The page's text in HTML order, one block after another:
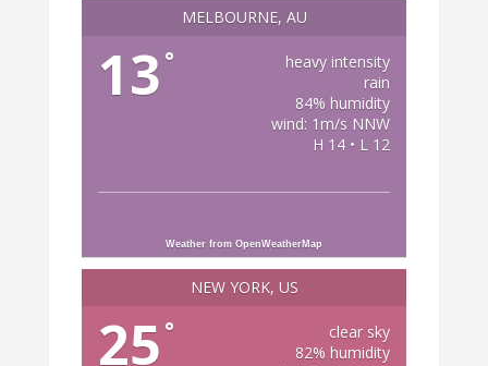
MELBOURNE, AU
13 °
heavy intensity
rain
84% humidity
wind: 1m/s NNW
H 14 • L 12
Weather from OpenWeatherMap
NEW YORK, US
25 °
clear sky
82% humidity